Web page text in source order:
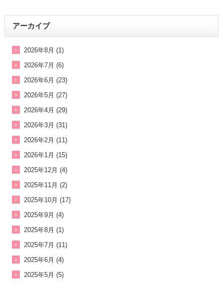
アーカイブ
2026年8月 (1)
2026年7月 (6)
2026年6月 (23)
2026年5月 (27)
2026年4月 (29)
2026年3月 (31)
2026年2月 (11)
2026年1月 (15)
2025年12月 (4)
2025年11月 (2)
2025年10月 (17)
2025年9月 (4)
2025年8月 (1)
2025年7月 (11)
2025年6月 (4)
2025年5月 (5)